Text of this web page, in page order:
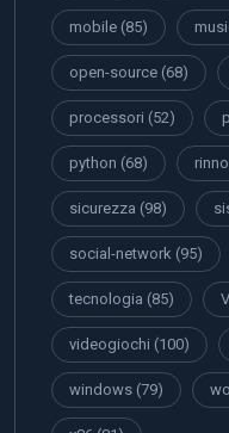
mobile (85)
open-source (68)
processori (52)
python (68)
sicurezza (98)
social-network (95)
tecnologia (85)
videogiochi (100)
windows (79)